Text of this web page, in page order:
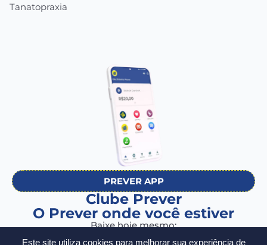
Este site utiliza cookies para melhorar sua experiência de
Tanatopraxia
PREVER APP
Clube Prever
O Prever onde você estiver
Baixe hoje mesmo: